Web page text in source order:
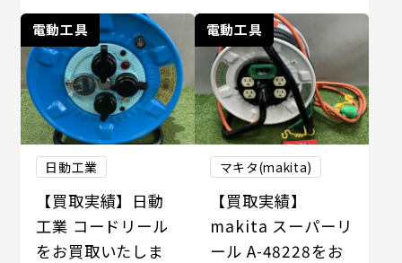
電動工具
日動工業
【買取実績】日動
工業 コードリール
をお買取いたしま
電動工具
マキタ(makita)
【買取実績】
makita スーパーリ
ール A-48228をお